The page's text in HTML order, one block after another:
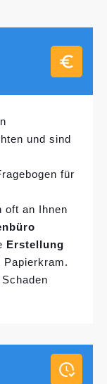
und sind
für
oft an Ihnen
Erstellung
Papierkram.